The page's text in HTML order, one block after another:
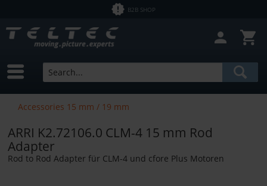
B2B SHOP
Accessories 15 mm / 19 mm
ARRI K2.72106.0 CLM-4 15 mm Rod
Adapter
Rod to Rod Adapter für CLM-4 und cfore Plus Motoren